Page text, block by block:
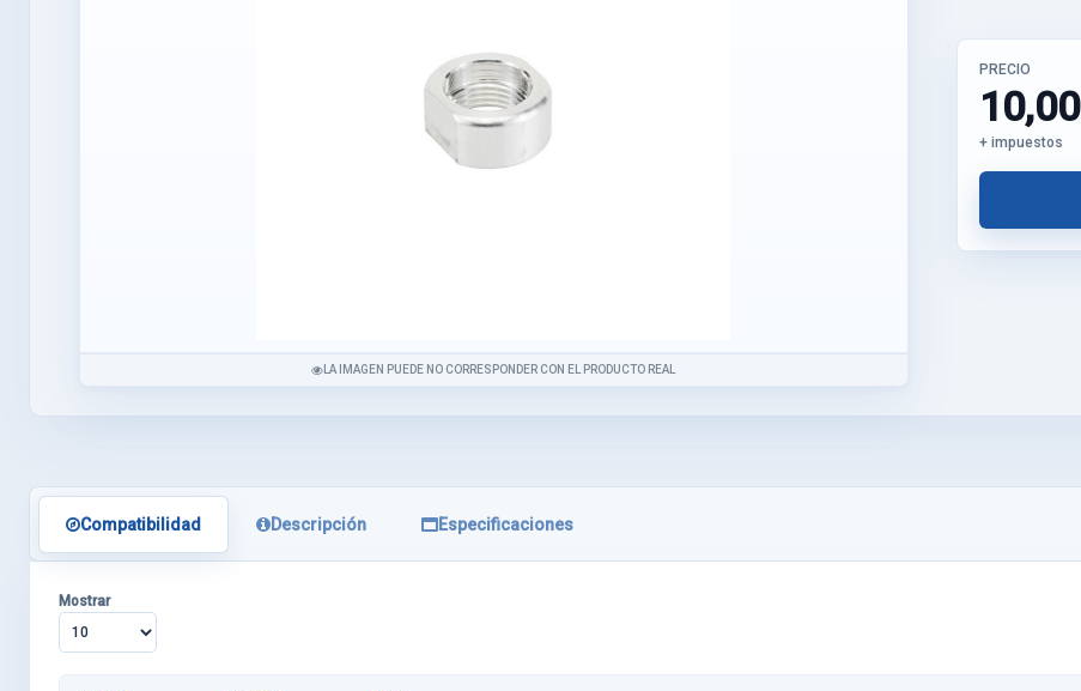
LA IMAGEN PUEDE NO CORRESPONDER CON EL PRODUCTO REAL
PRECIO
+ impuestos
Compatibilidad Descripción Especificaciones
Mostrar